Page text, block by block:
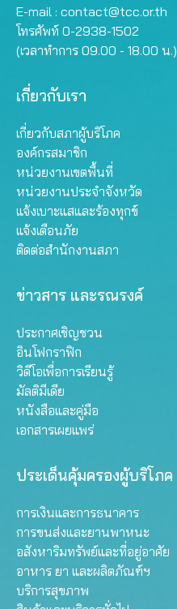
E-mail : contact@tcc.or.th
โทรศัพท์ 0-2938-1502
(เวลาทำการ 09.00 - 18.00 น.)
เกี่ยวกับเรา
เกี่ยวกับสภาผู้บริโภค
องค์กรสมาชิก
หน่วยงานเขตพื้นที่
หน่วยงานประจำจังหวัด
แจ้งเบาะแสและร้องทุกข์
แจ้งเตือนภัย
ติดต่อสำนักงานสภา
ข่าวสาร และรณรงค์
ประกาศเชิญชวน
อินโฟกราฟิก
วิดีโอเพื่อการเรียนรู้
มัลติมีเดีย
หนังสือและคู่มือ
เอกสารเผยแพร่
ประเด็นคุ้มครองผู้บริโภค
การเงินและการธนาคาร
การขนส่งและยานพาหนะ
อสังหาริมทรัพย์และที่อยู่อาศัย
อาหาร ยา และผลิตภัณฑ์ฯ
บริการสุขภาพ